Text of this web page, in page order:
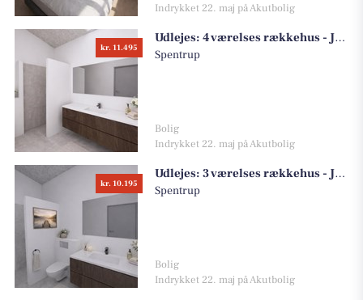
Indrykket 22. maj på Akutbolig
kr. 11.495
Udlejes: 4 værelses rækkehus - Jennumvej, 8981 Spentrup
Spentrup
Bolig
Indrykket 22. maj på Akutbolig
kr. 10.195
Udlejes: 3 værelses rækkehus - Jennumvej, 8981 Spentrup
Spentrup
Bolig
Indrykket 22. maj på Akutbolig